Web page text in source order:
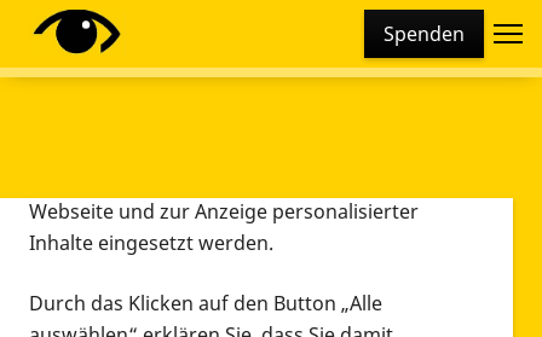
Spenden
Diese Webseite setzt verschiedene Cookies und
Tracking-Tools ein. Dies beinhaltet Cookies und
Webseite und zur Anzeige personalisierter
Inhalte eingesetzt werden.
Durch das Klicken auf den Button „Alle